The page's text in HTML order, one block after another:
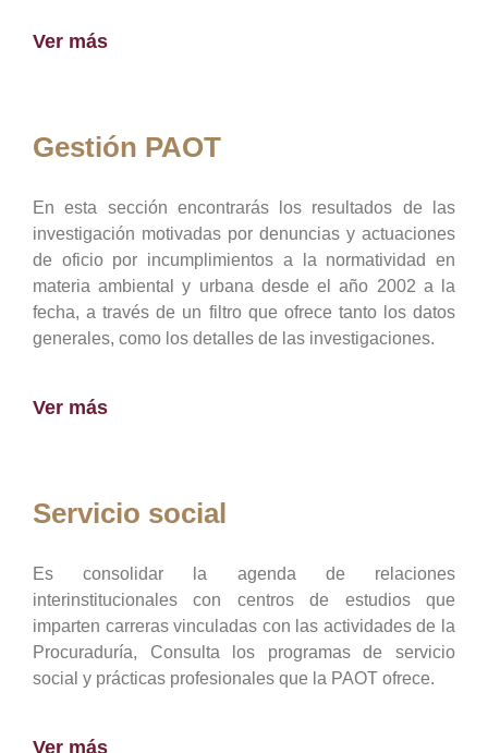
Ver más
Gestión PAOT
En esta sección encontrarás los resultados de las
investigación motivadas por denuncias y actuaciones
de oficio por incumplimientos a la normatividad en
materia ambiental y urbana desde el año 2002 a la
fecha, a través de un filtro que ofrece tanto los datos
generales, como los detalles de las investigaciones.
Ver más
Servicio social
Es consolidar la agenda de relaciones
interinstitucionales con centros de estudios que
imparten carreras vinculadas con las actividades de la
Procuraduría, Consulta los programas de servicio
social y prácticas profesionales que la PAOT ofrece.
Ver más